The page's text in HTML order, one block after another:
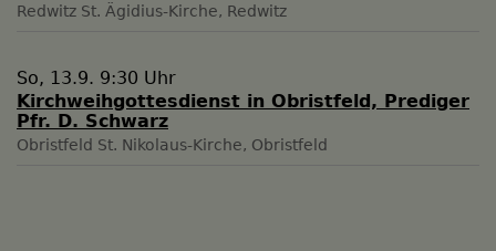
Redwitz St. Ägidius-Kirche, Redwitz
So, 13.9. 9:30 Uhr
Kirchweihgottesdienst in Obristfeld, Prediger
Pfr. D. Schwarz
Obristfeld St. Nikolaus-Kirche, Obristfeld